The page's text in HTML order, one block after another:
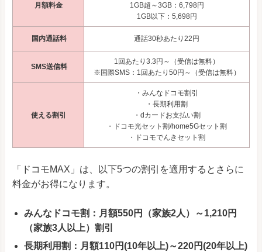
月額料金
1GB超～3GB：6,798円
1GB以下：5,698円
国内通話料 通話30秒あたり22円
SMS送信料
1回あたり3.3円～（受信は無料）
※国際SMS：1回あたり50円～（受信は無料）
使える割引
・みんなドコモ割引
・長期利用割
・dカードお支払い割
・ドコモ光セット割/home5Gセット割
・ドコモでんきセット割
「ドコモMAX」は、以下5つの割引を適用するとさらに
料金がお得になります。
みんなドコモ割：月額550円（家族2人）～1,210円
（家族3人以上）割引
長期利用割：月額110円(10年以上)～220円(20年以上)